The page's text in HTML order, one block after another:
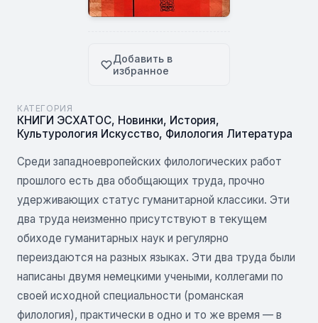
Добавить в
избранное
КАТЕГОРИЯ
КНИГИ ЭСХАТОС, Новинки, История,
Культурология Искусство, Филология Литература
Среди западноевропейских филологических работ
прошлого есть два обобщающих труда, прочно
удерживающих статус гуманитарной классики. Эти
два труда неизменно присутствуют в текущем
обиходе гуманитарных наук и регулярно
переиздаются на разных языках. Эти два труда были
написаны двумя немецкими учеными, коллегами по
своей исходной специальности (романская
филология), практически в одно и то же время — в